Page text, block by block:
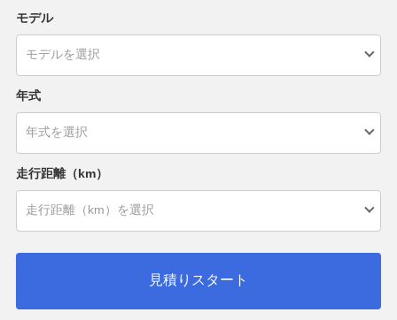
モデル
年式
走行距離（km）
見積りスタート